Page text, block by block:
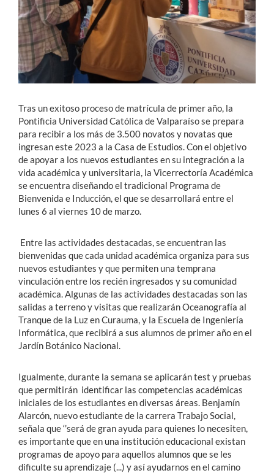
Estudiantes
Académicos
Funcionarios
Alumni
English
Tras un exitoso proceso de matrícula de primer año, la
Pontificia Universidad Católica de Valparaíso se prepara
para recibir a los más de 3.500 novatos y novatas que
ingresan este 2023 a la Casa de Estudios. Con el objetivo
de apoyar a los nuevos estudiantes en su integración a la
vida académica y universitaria, la Vicerrectoría Académica
se encuentra diseñando el tradicional Programa de
Bienvenida e Inducción, el que se desarrollará entre el
lunes 6 al viernes 10 de marzo.
Entre las actividades destacadas, se encuentran las
bienvenidas que cada unidad académica organiza para sus
nuevos estudiantes y que permiten una temprana
vinculación entre los recién ingresados y su comunidad
académica. Algunas de las actividades destacadas son las
salidas a terreno y visitas que realizarán Oceanografía al
Tranque de la Luz en Curauma, y la Escuela de Ingeniería
Informática, que recibirá a sus alumnos de primer año en el
Jardín Botánico Nacional.
Igualmente, durante la semana se aplicarán test y pruebas
que permitirán identificar las competencias académicas
iniciales de los estudiantes en diversas áreas. Benjamín
Alarcón, nuevo estudiante de la carrera Trabajo Social,
señala que ‘’será de gran ayuda para quienes lo necesiten,
es importante que en una institución educacional existan
programas de apoyo para aquellos alumnos que se les
dificulte su aprendizaje (...) y así ayudarnos en el camino